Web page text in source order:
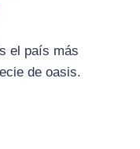
el país más
de oasis.